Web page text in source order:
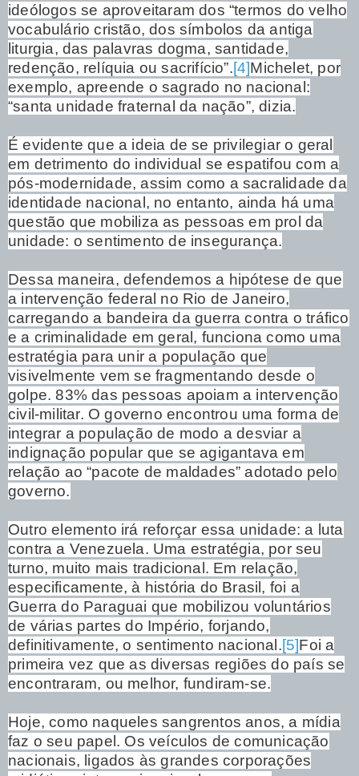
ideólogos se aproveitaram dos “termos do velho
vocabulário cristão, dos símbolos da antiga
liturgia, das palavras dogma, santidade,
redenção, relíquia ou sacrifício”.[4]Michelet, por
exemplo, apreende o sagrado no nacional:
“santa unidade fraternal da nação”, dizia.
É evidente que a ideia de se privilegiar o geral
em detrimento do individual se espatifou com a
pós-modernidade, assim como a sacralidade da
identidade nacional, no entanto, ainda há uma
questão que mobiliza as pessoas em prol da
unidade: o sentimento de insegurança.
Dessa maneira, defendemos a hipótese de que
a intervenção federal no Rio de Janeiro,
carregando a bandeira da guerra contra o tráfico
e a criminalidade em geral, funciona como uma
estratégia para unir a população que
visivelmente vem se fragmentando desde o
golpe. 83% das pessoas apoiam a intervenção
civil-militar. O governo encontrou uma forma de
integrar a população de modo a desviar a
indignação popular que se agigantava em
relação ao “pacote de maldades” adotado pelo
governo.
Outro elemento irá reforçar essa unidade: a luta
contra a Venezuela. Uma estratégia, por seu
turno, muito mais tradicional. Em relação,
especificamente, à história do Brasil, foi a
Guerra do Paraguai que mobilizou voluntários
de várias partes do Império, forjando,
definitivamente, o sentimento nacional.[5]Foi a
primeira vez que as diversas regiões do país se
encontraram, ou melhor, fundiram-se.
Hoje, como naqueles sangrentos anos, a mídia
faz o seu papel. Os veículos de comunicação
nacionais, ligados às grandes corporações